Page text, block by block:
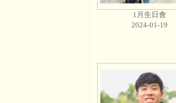
1月生日會
2024-01-19